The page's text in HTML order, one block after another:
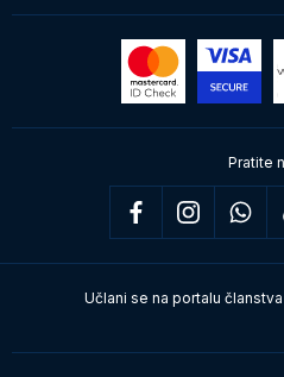
Pratite
Učlani se na portalu